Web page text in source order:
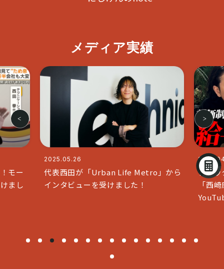
メディア実績
Metro」から
た！
2025.04.11
ブラックな社長で人気のチャンネル
「西崎康平 ブラックな社長」と